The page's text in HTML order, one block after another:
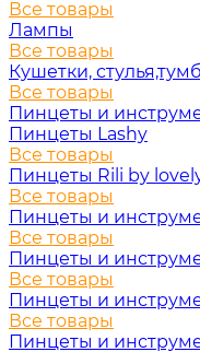
Все товары
Лампы
Все товары
Кушетки,
Все товары
Пинцеты и
Пинцеты Lashy
Все товары
Пинцеты Rili by
Все товары
Пинцеты и
Все товары
Пинцеты и
Все товары
Пинцеты и
Все товары
Пинцеты и